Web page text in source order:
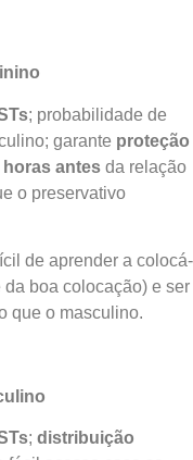
; probabilidade de
garante proteção
horas antes da relação
o preservativo
de aprender a colocá-
da boa colocação) e ser
que o masculino.
; distribuição